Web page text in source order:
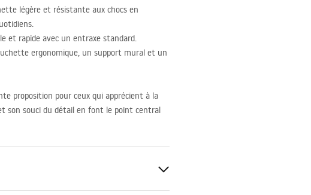
légère et résistante aux chocs en
et rapide avec un entraxe standard.
ergonomique, un support mural et un
proposition pour ceux qui apprécient à la
son souci du détail en font le point central